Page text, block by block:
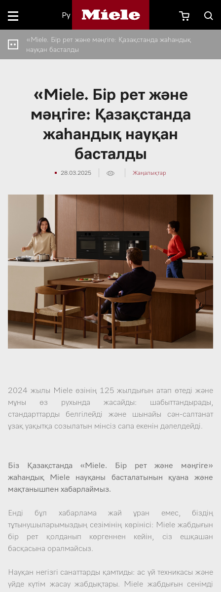
Ру
«Miele. Бір рет және мәңгіге: Қазақстанда жаһандық
науқан басталды
«Miele. Бір рет және
мәңгіге: Қазақстанда
жаһандық науқан
басталды
28.03.2025 Жаңалықтар
2024 жылы Miele өзінің 125 жылдығын атап өтеді және
мұны өз рухында жасайды: шабыттандырады,
стандарттарды белгілейді және шынайы сән-салтанат
ұзақ уақытқа созылатын мінсіз сапа екенін дәлелдейді.
Біз Қазақстанда «Miele. Бір рет және мәңгіге»
жаһандық Miele науқаны басталатынын қуана және
мақтанышпен хабарлаймыз.
Енді бұл хабарлама жай ұран емес, біздің
тұтынушыларымыздың сезімінің көрінісі: Miele жабдығын
бір рет қолданып көргеннен кейін, сіз ешқашан
басқасына оралмайсыз.
Науқан негізгі санаттарды қамтиды: ас үй техникасы және
үйде күтім жасау жабдықтары. Miele жабдығын сенімді